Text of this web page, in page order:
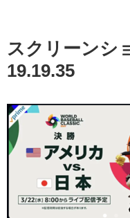
スクリーンシ
19.19.35